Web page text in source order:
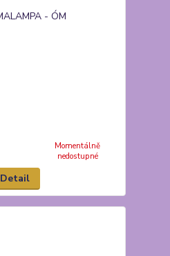
Momentálně
nedostupné
Detail